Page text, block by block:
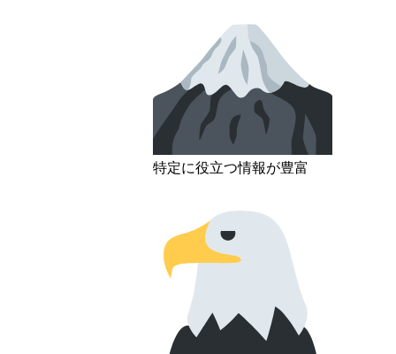
特定に役立つ情報が豊富